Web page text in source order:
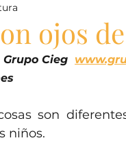
ojos
Cieg
son
niños.